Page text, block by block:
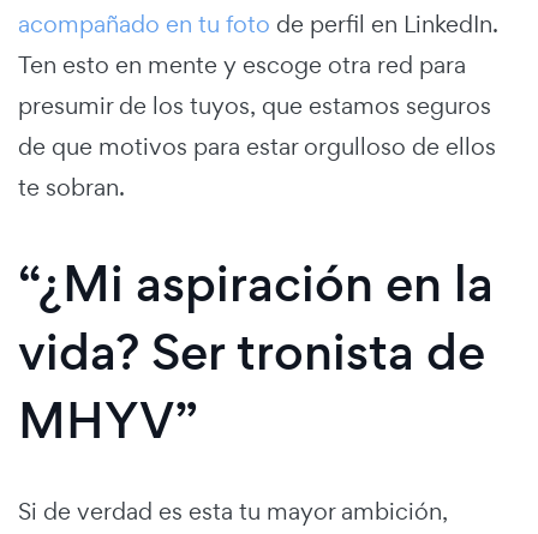
acompañado en tu foto de perfil en LinkedIn.
Ten esto en mente y escoge otra red para
presumir de los tuyos, que estamos seguros
de que motivos para estar orgulloso de ellos
te sobran.
“¿Mi aspiración en la
vida? Ser tronista de
MHYV”
Si de verdad es esta tu mayor ambición,